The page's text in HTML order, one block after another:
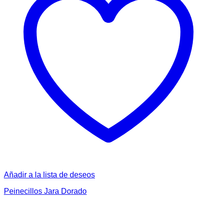
Añadir a la lista de deseos
Peinecillos Jara Dorado